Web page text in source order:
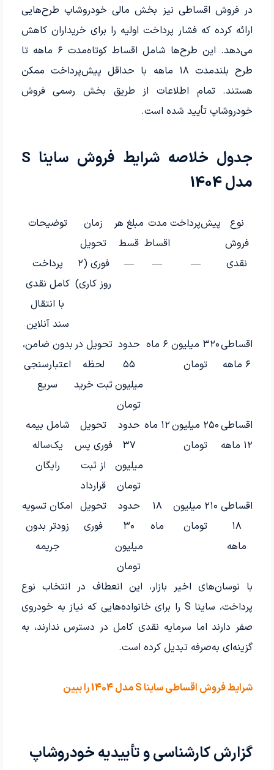
در فروش اقساطی نیز بخش مالی خودروشاپ طرح‌هایی
ارائه کرده که فشار پرداخت اولیه را برای خریداران کاهش
می‌دهد. این طرح‌ها شامل اقساط کوتاه‌مدت ۶ ماهه تا
طرح بلندمدت ۱۸ ماهه با حداقل پیش‌پرداخت ممکن
هستند. تمام اطلاعات از طریق بخش رسمی فروش
خودروشاپ تأیید شده است.
جدول خلاصه شرایط فروش ساینا S
مدل 1404
نوع
فروش
پیش‌پرداخت مدت
اقساط
مبلغ هر
قسط
زمان
تحویل
توضیحات
نقدی —
—
—
فوری (۲
روز کاری)
پرداخت
کامل نقدی
با انتقال
سند آنلاین
اقساطی
۶ ماهه
۳۲۰ میلیون
تومان
۶ ماه
حدود
۵۵
میلیون
تومان
تحویل در
لحظه
ثبت خرید
بدون ضامن،
اعتبارسنجی
سریع
اقساطی
۱۲ ماهه
۲۵۰ میلیون
تومان
۱۲ ماه
حدود
۳۷
میلیون
تومان
تحویل
فوری پس
از ثبت
قرارداد
شامل بیمه
یک‌ساله
رایگان
اقساطی
۱۸
ماهه
۲۱۰ میلیون
تومان
۱۸
ماه
حدود
۳۰
میلیون
تومان
تحویل
فوری
امکان تسویه
زودتر بدون
جریمه
با نوسان‌های اخیر بازار، این انعطاف در انتخاب نوع
پرداخت، ساینا S را برای خانواده‌هایی که نیاز به خودروی
صفر دارند اما سرمایه نقدی کامل در دسترس ندارند، به
گزینه‌ای به‌صرفه تبدیل کرده است.
شرایط فروش اقساطی ساینا S مدل 1404 را ببین
گزارش کارشناسی و تأییدیه خودروشاپ